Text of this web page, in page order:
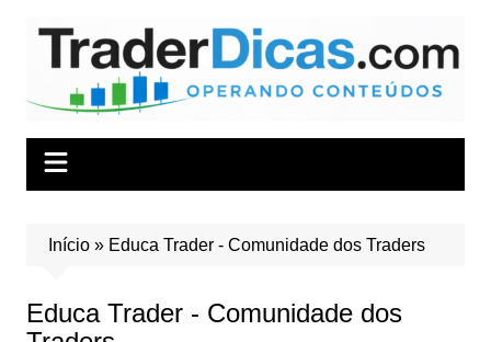
conteúdo
Início» Educa Trader - Comunidade dos Traders
Educa Trader - Comunidade dos